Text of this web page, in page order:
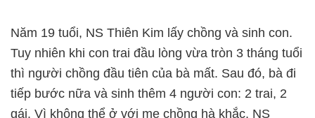
Năm 19 tuổi, NS Thiên Kim lấy chồng và sinh con.
Tuy nhiên khi con trai đầu lòng vừa tròn 3 tháng tuổi
thì người chồng đầu tiên của bà mất. Sau đó, bà đi
tiếp bước nữa và sinh thêm 4 người con: 2 trai, 2
gái. Vì không thể ở với mẹ chồng hà khắc, NS